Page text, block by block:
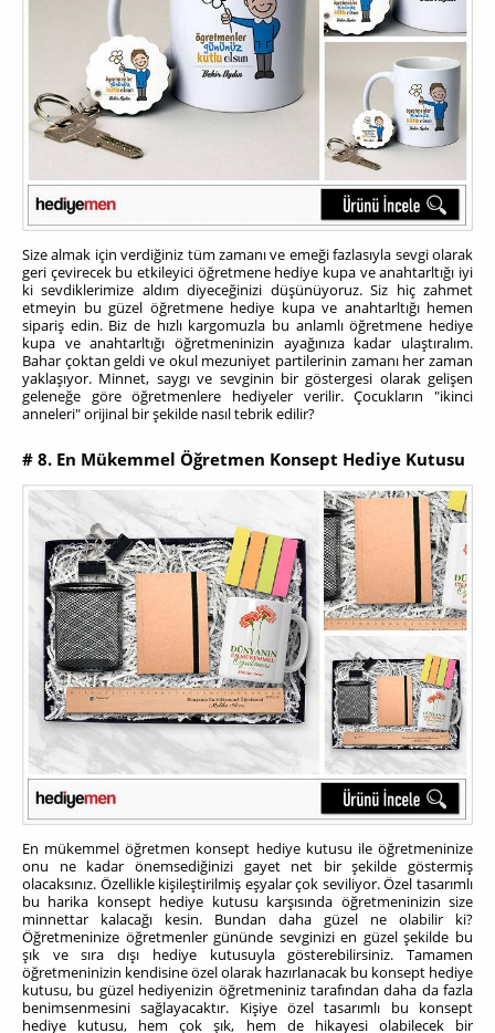
Size almak için verdiğiniz tüm zamanı ve emeği fazlasıyla sevgi olarak
geri çevirecek bu etkileyici öğretmene hediye kupa ve anahtarltığı iyi
ki sevdiklerimize aldım diyeceğinizi düşünüyoruz. Siz hiç zahmet
etmeyin bu güzel öğretmene hediye kupa ve anahtarltığı hemen
sipariş edin. Biz de hızlı kargomuzla bu anlamlı öğretmene hediye
kupa ve anahtarltığı öğretmeninizin ayağınıza kadar ulaştıralım.
Bahar çoktan geldi ve okul mezuniyet partilerinin zamanı her zaman
yaklaşıyor. Minnet, saygı ve sevginin bir göstergesi olarak gelişen
geleneğe göre öğretmenlere hediyeler verilir. Çocukların "ikinci
anneleri" orijinal bir şekilde nasıl tebrik edilir?
# 8. En Mükemmel Öğretmen Konsept Hediye Kutusu
En mükemmel öğretmen konsept hediye kutusu ile öğretmeninize
onu ne kadar önemsediğinizi gayet net bir şekilde göstermiş
olacaksınız. Özellikle kişileştirilmiş eşyalar çok seviliyor. Özel tasarımlı
bu harika konsept hediye kutusu karşısında öğretmeninizin size
minnettar kalacağı kesin. Bundan daha güzel ne olabilir ki?
Öğretmeninize öğretmenler gününde sevginizi en güzel şekilde bu
şık ve sıra dışı hediye kutusuyla gösterebilirsiniz. Tamamen
öğretmeninizin kendisine özel olarak hazırlanacak bu konsept hediye
kutusu, bu güzel hediyenizin öğretmeniniz tarafından daha da fazla
benimsenmesini sağlayacaktır. Kişiye özel tasarımlı bu konsept
hediye kutusu, hem çok şık, hem de hikayesi olabilecek bir